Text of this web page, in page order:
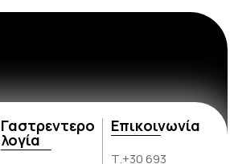
Γαστρεντερο
λογία
Επικοινωνία
Τ.+30 693